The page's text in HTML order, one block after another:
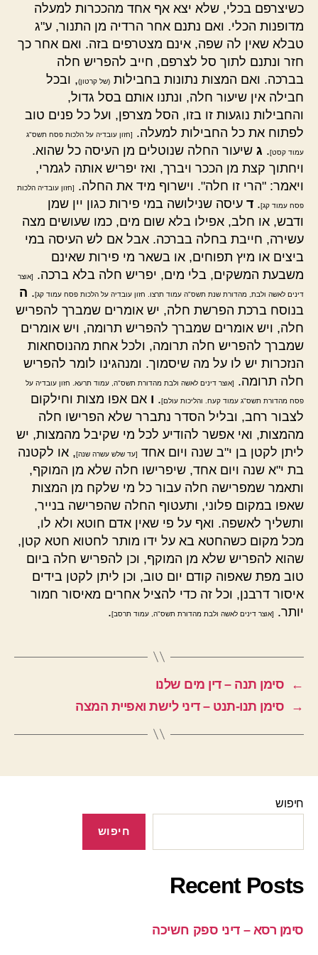
כשיצרפם בכלי, שלא יצא אף אחד מהככרות למעלה
מדופנות הכלי. ואם נתנם אחר הרדיה מן התנור, ע"ג
טבלא שאין לה שפה, אינם מצטרפים בזה. ואם אחר כך
חזר ונתנם לתוך סל לצרפם, חייב להפריש חלה
בברכה. ואם המצות נתונות בחבילות (של קרטון), ובכל
חבילה אין שיעור חלה, ונתנו אותם בסל גדול,
והחבילות נוגעות זו בזו, הסל מצרפן, ועל כל פנים טוב
לפתוח את כל החבילות למעלה.
[חזון עובדיה על הלכות פסח תשס"ג
עמוד קסט]. ג שיעור החלה שנוטלים מן העיסה כל שהוא.
ויחתוך קצת מן הככר ויברך, ואז יפריש אותה לגמרי,
ויאמר: "הרי זו חלה". וישרוף מיד את החלה.
[חזון עובדיה הלכות
פסח עמוד קג]. ד עיסה שנילושה במי פירות כגון יין שמן
ודבש, או חלב, אפילו בלא שום מים, כמו שעושים מצה
עשירה, חייבת בחלה בברכה. אבל אם לש העיסה במי
ביצים או מיץ תפוחים, או בשאר מי פירות שאינם
משבעת המשקים, בלי מים, יפריש חלה בלא ברכה.
[אוצר
דינים לאשה ולבת, מהדורת שנת תשס"ה עמוד תרצו. חזון עובדיה על הלכות פסח עמוד קג]. ה
בנוסח ברכת הפרשת חלה, יש אומרים שמברך להפריש
חלה, ויש אומרים שמברך להפריש תרומה, ויש אומרים
שמברך להפריש חלה תרומה, ולכל אחת מהנוסחאות
הנזכרות יש לו על מה שיסמוך. ומנהגינו לומר להפריש
חלה תרומה.
[אוצר דינים לאשה ולבת מהדורת תשס"ה, עמוד תרעא. חזון עובדיה על
פסח מהדורת תשס"ג עמוד קעח. והליכות עולם]. ו אם אפו מצות וחילקום
לצבור רחב, ובליל הסדר נתברר שלא הפרישו חלה
מהמצות, ואי אפשר להודיע לכל מי שקיבל מהמצות, יש
ליתן לקטן בן י"ב שנה ויום אחד [עד שלש עשרה שנה], או לקטנה
בת י"א שנה ויום אחד, שיפרישו חלה שלא מן המוקף,
ותאמר שמפרישה חלה עבור כל מי שלקח מן המצות
שאפו במקום פלוני, ותעטוף החלה שהפרישה בנייר,
ותשליך לאשפה. ואף על פי שאין אדם חוטא ולא לו,
מכל מקום כשהחטא בא על ידו מותר לחטוא חטא קטן,
שהוא להפריש שלא מן המוקף, וכן להפריש חלה ביום
טוב מפת שאפוה קודם יום טוב, וכן ליתן לקטן בידים
איסור דרבנן, וכל זה כדי להציל אחרים מאיסור חמור
יותר.
[אוצר דינים לאשה ולבת מהדורת תשס"ה, עמוד תרסב].
←
סימן תנה – דין מים שלנו
→
סימן תנו-תנט – דיני לישת ואפיית המצה
חיפוש
חיפוש
Recent Posts
סימן רסא – דיני ספק חשיכה